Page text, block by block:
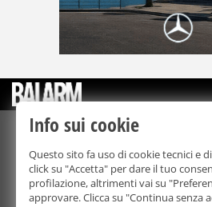
©Copyright 2003-
Bmedia Srl- P.IVA
La riproduzione totale o parziale di
forma, su qualsiasi
Balarm.it è una testata giornalistica
Tribunale di Palermo n° 32
Info sui cookie
Questo sito fa uso di cookie tecnici e
click su "Accetta" per dare il tuo
profilazione, altrimenti vai su
approvare. Clicca su "Continua senza